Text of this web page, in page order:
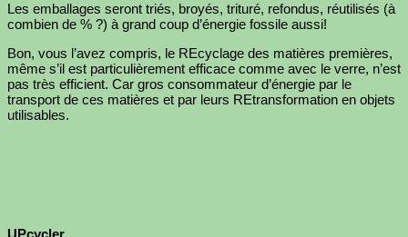
Les emballages seront triés, broyés, trituré, refondus, réutilisés (à
combien de % ?) à grand coup d’énergie fossile aussi!
Bon, vous l’avez compris, le REcyclage des matières premières,
même s’il est particulièrement efficace comme avec le verre, n’est
pas très efficient. Car gros consommateur d’énergie par le
transport de ces matières et par leurs REtransformation en objets
utilisables.